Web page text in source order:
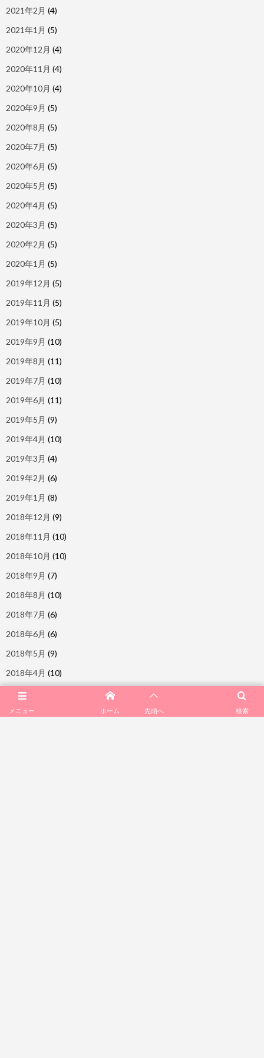
2021年2月 (4)
2021年1月 (5)
2020年12月 (4)
2020年11月 (4)
2020年10月 (4)
2020年9月 (5)
2020年8月 (5)
2020年7月 (5)
2020年6月 (5)
2020年5月 (5)
2020年4月 (5)
2020年3月 (5)
2020年2月 (5)
2020年1月 (5)
2019年12月 (5)
2019年11月 (5)
2019年10月 (5)
2019年9月 (10)
2019年8月 (11)
2019年7月 (10)
2019年6月 (11)
2019年5月 (9)
2019年4月 (10)
2019年3月 (4)
2019年2月 (6)
2019年1月 (8)
2018年12月 (9)
2018年11月 (10)
2018年10月 (10)
2018年9月 (7)
2018年8月 (10)
2018年7月 (6)
2018年6月 (6)
2018年5月 (9)
2018年4月 (10)
2018年3月
2018年2月
メニュー 検索
ホーム 先頭へ